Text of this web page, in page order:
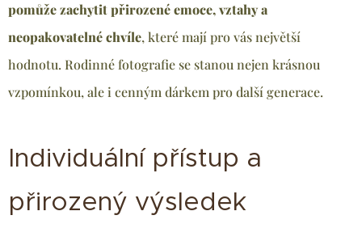
pomůže zachytit přirozené emoce, vztahy a
neopakovatelné chvíle, které mají pro vás největší
hodnotu. Rodinné fotografie se stanou nejen krásnou
vzpomínkou, ale i cenným dárkem pro další generace.
Individuální přístup a
přirozený výsledek